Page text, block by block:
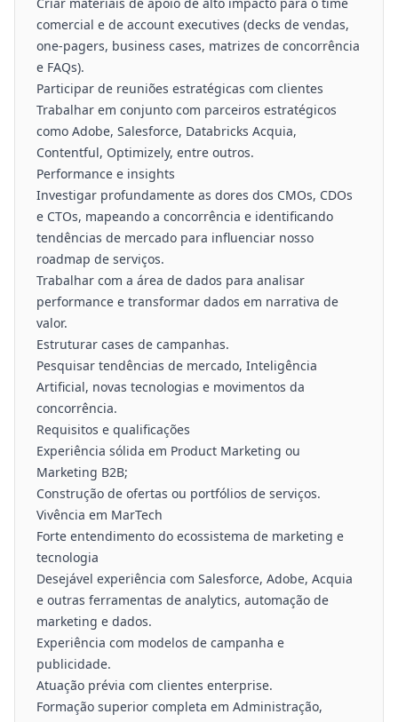
comercial e de account executives (decks de vendas,
one-pagers, business cases, matrizes de concorrência
e FAQs).
Participar de reuniões estratégicas com clientes
Trabalhar em conjunto com parceiros estratégicos
como Adobe, Salesforce, Databricks Acquia,
Contentful, Optimizely, entre outros.
Performance e insights
Investigar profundamente as dores dos CMOs, CDOs
e CTOs, mapeando a concorrência e identificando
tendências de mercado para influenciar nosso
roadmap de serviços.
Trabalhar com a área de dados para analisar
performance e transformar dados em narrativa de
valor.
Estruturar cases de campanhas.
Pesquisar tendências de mercado, Inteligência
Artificial, novas tecnologias e movimentos da
concorrência.
Requisitos e qualificações
Experiência sólida em Product Marketing ou
Marketing B2B;
Construção de ofertas ou portfólios de serviços.
Vivência em MarTech
Forte entendimento do ecossistema de marketing e
tecnologia
Desejável experiência com Salesforce, Adobe, Acquia
e outras ferramentas de analytics, automação de
marketing e dados.
Experiência com modelos de campanha e
publicidade.
Atuação prévia com clientes enterprise.
Formação superior completa em Administração,